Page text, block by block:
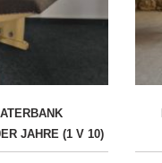
JAHRE (1 V 10)